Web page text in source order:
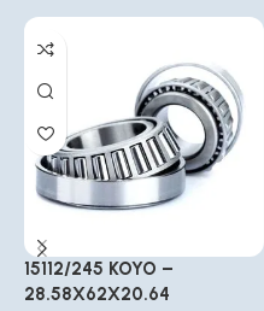
15112/245 KOYO –
28.58X62X20.64